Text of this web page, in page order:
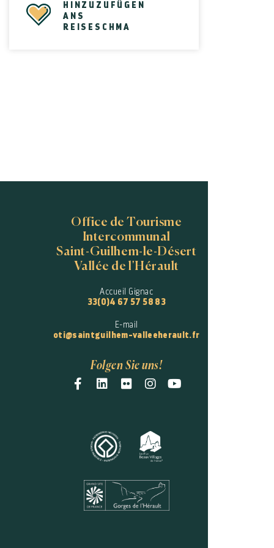
HINZUZUFÜGEN
ANS
REISESCHMA
Office de Tourisme
Intercommunal
Saint-Guilhem-le-Désert
Vallée de l'Hérault
Accueil Gignac
33(0)4 67 57 58 83
E-mail
oti@saintguilhem-valleeherault.fr
Folgen Sie uns!